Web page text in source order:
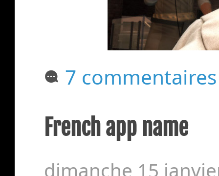
7
French app name
dimanche 15